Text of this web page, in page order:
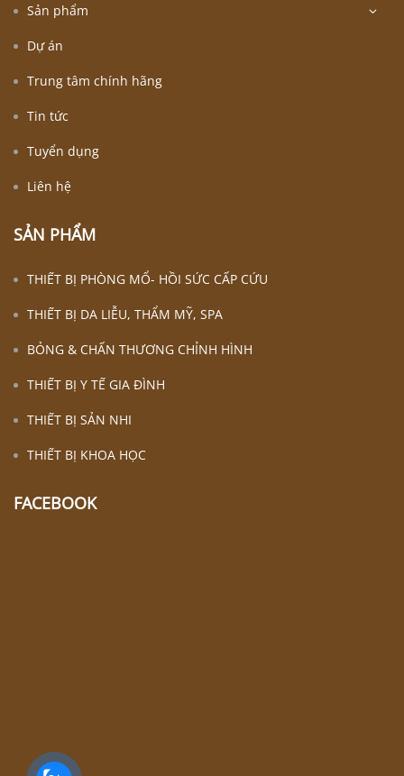
Sản phẩm
Dự án
Trung tâm chính hãng
Tin tức
Tuyển dụng
Liên hệ
SẢN PHẨM
THIẾT BỊ PHÒNG MỔ- HỒI SỨC CẤP CỨU
THIẾT BỊ DA LIỄU, THẨM MỸ, SPA
BỎNG & CHẤN THƯƠNG CHỈNH HÌNH
THIẾT BỊ Y TẾ GIA ĐÌNH
THIẾT BỊ SẢN NHI
THIẾT BỊ KHOA HỌC
FACEBOOK